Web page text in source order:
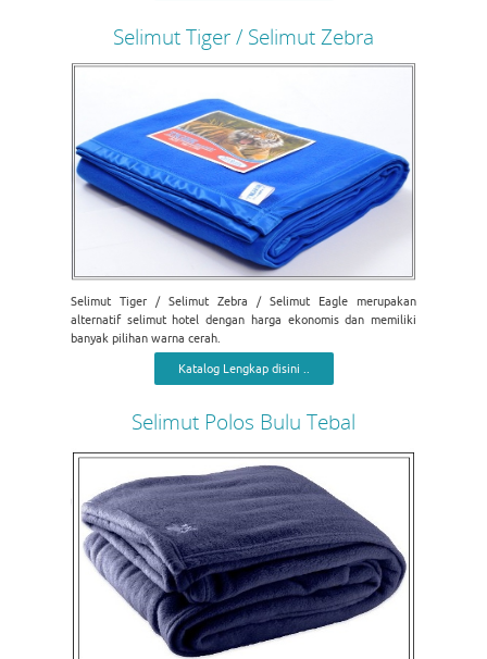
Selimut Tiger / Selimut Zebra
Selimut Tiger / Selimut Zebra / Selimut Eagle merupakan
alternatif selimut hotel dengan harga ekonomis dan memiliki
banyak pilihan warna cerah.
Katalog Lengkap disini ..
Selimut Polos Bulu Tebal